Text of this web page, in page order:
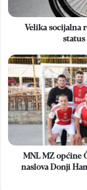
na
Velika socijalna
status
MNL
MZ
općine
Čitluk
–
Brotnjo
2026:
naslova
Hamzići
MNL MZ općine
naslova Donji